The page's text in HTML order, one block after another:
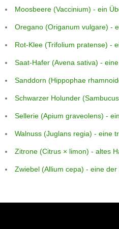
Moosbeere (Vaccinium) - ein
Oregano (Origanum vulgare) -
Rot-Klee (Trifolium pratense) -
Saat-Hafer (Avena sativa) -
Sanddorn (Hippophae
Schwarzer Holunder
Sellerie (Apium graveolens) -
Walnuss (Juglans regia) - eine
Zitrone (Citrus × limon) - altes
Zwiebel (Allium cepa) - eine